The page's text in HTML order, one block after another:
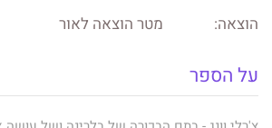
הוצאה: מטר הוצאה לאור
על הספר